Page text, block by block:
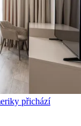
přichází